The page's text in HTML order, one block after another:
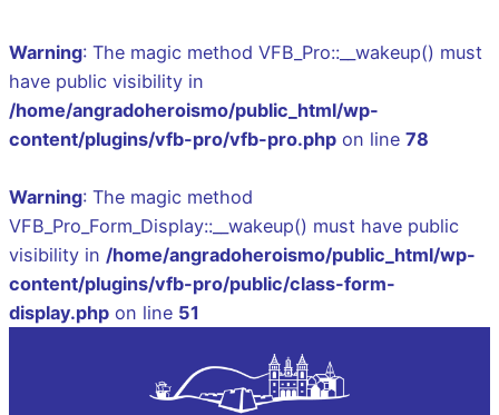
Warning: The magic method VFB_Pro::__wakeup() must
have public visibility in
/home/angradoheroismo/public_html/wp-
content/plugins/vfb-pro/vfb-pro.php on line 78
Warning: The magic method
VFB_Pro_Form_Display::__wakeup() must have public
visibility in /home/angradoheroismo/public_html/wp-
content/plugins/vfb-pro/public/class-form-
display.php on line 51